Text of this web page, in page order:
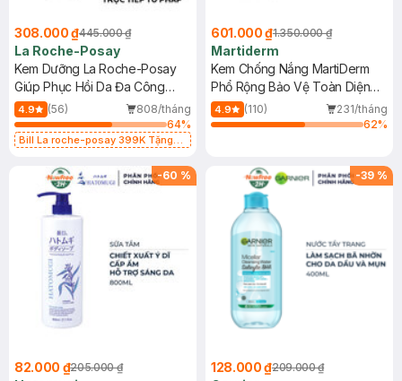
308.000 ₫445.000 ₫
La Roche-Posay
Kem Dưỡng La Roche-Posay
Giúp Phục Hồi Da Đa Công
Dụng 40ml
4.9 (56)
808/tháng
64%
Bill La roche-posay 399K Tặng
(SL có hạn)
601.000 ₫1.350.000 ₫
Martiderm
Kem Chống Nắng MartiDerm
Phổ Rộng Bảo Vệ Toàn Diện
40ml
4.9 (110)
231/tháng
62%
-60 %
82.000 ₫205.000 ₫
-39 %
128.000 ₫209.000 ₫